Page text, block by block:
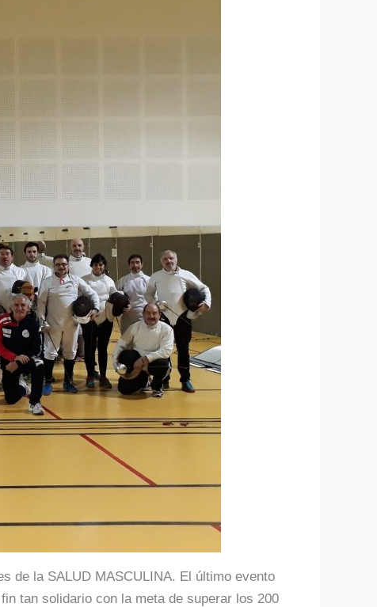
de la SALUD MASCULINA. El último evento
tan solidario con la meta de superar los 200